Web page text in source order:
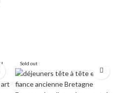
Sold out